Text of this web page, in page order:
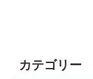
カテゴリー